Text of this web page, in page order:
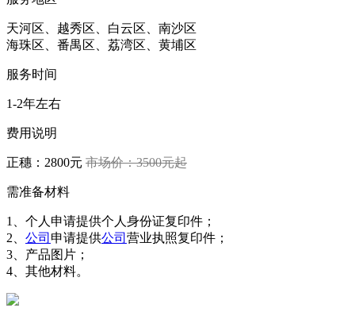
天河区、越秀区、白云区、南沙区
海珠区、番禺区、荔湾区、黄埔区
服务时间
1-2年左右
费用说明
正穗：2800元 市场价：3500元起
需准备材料
1、个人申请提供个人身份证复印件；
2、 公司 申请提供公司 营业执照复印件；
3、产品图片；
4、其他材料。